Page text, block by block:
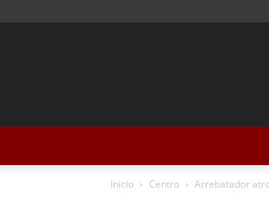
Inicio Centro Arrebatador